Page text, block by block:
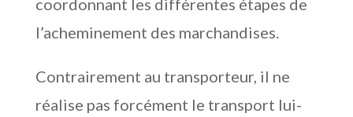
coordonnant les différentes étapes de
l’acheminement des marchandises.
Contrairement au transporteur, il ne
réalise pas forcément le transport lui-